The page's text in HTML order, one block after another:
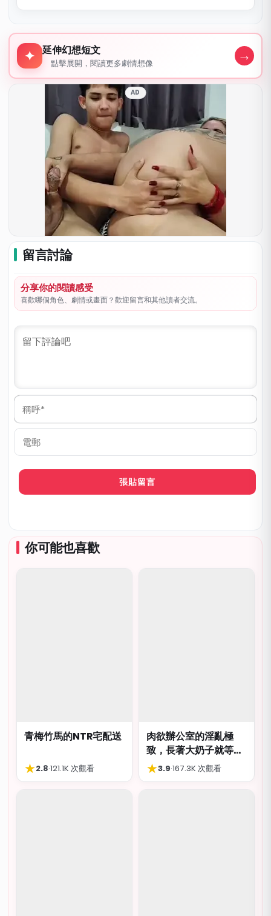
延伸幻想短文
✦ 延伸幻想短文
點擊展開，閱讀更多劇情想像 →
AD
留言討論
分享你的閱讀感受
喜歡哪個角色、劇情或畫面？歡迎留言和其他讀者交流。
稱
*
郵
你可能也喜歡
青梅竹馬的NTR宅配送
★2.8·121.1K 次觀看
肉欲辦公室的淫亂極
致，長著大奶子就等著
被猥褻侮辱
★3.9·167.3K 次觀看